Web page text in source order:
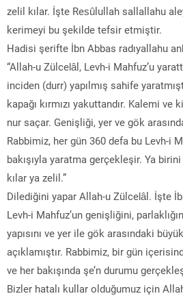
zelil kılar. İşte Resûlullah sallallahu
kerimeyi bu şekilde tefsir etmiştir.
Hadisi şerifte İbn Abbas radıyallahu
“Allah-u Zülcelâl, Levh-i Mahfuz’u
inciden (durr) yapılmış sahife
kapağı kırmızı yakuttandır. Kalemi ve
nur saçar. Genişliği, yer ve gök
Rabbimiz, her gün 360 defa bu Levh-i
bakışıyla yaratma gerçekleşir. Ya
kılar ya zelil.”
Dilediğini yapar Allah-u Zülcelâl. İşte
Levh-i Mahfuz’un genişliğini,
yapısını ve yer ile gök arasındaki
açıklamıştır. Rabbimiz, bir gün
ve her bakışında şe’n durumu
Bizler hatalı kullar olduğumuz için